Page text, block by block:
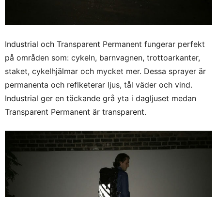
Industrial och Transparent Permanent fungerar perfekt
på områden som: cykeln, barnvagnen, trottoarkanter,
staket, cykelhjälmar och mycket mer. Dessa sprayer är
permanenta och reflketerar ljus, tål väder och vind.
Industrial ger en täckande grå yta i dagljuset medan
Transparent Permanent är transparent.